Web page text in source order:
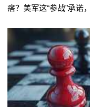
瘩？美军这“参战”承诺